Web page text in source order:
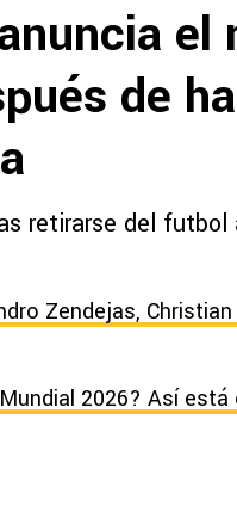
el
de
retirarse del futbol
Zendejas,
2026? Así